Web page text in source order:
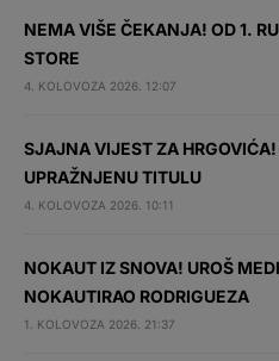
NEMA VIŠE ČEKANJA! OD 1.
STORE
4. KOLOVOZA 2026. 12:07
SJAJNA VIJEST ZA
UPRAŽNJENU TITULU
4. KOLOVOZA 2026. 10:11
NOKAUT IZ SNOVA! UROŠ
NOKAUTIRAO RODRIGUEZA
1. KOLOVOZA 2026. 21:37